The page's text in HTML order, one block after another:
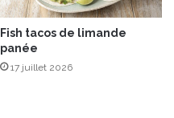
Fish tacos de limande
panée
17 juillet 2026